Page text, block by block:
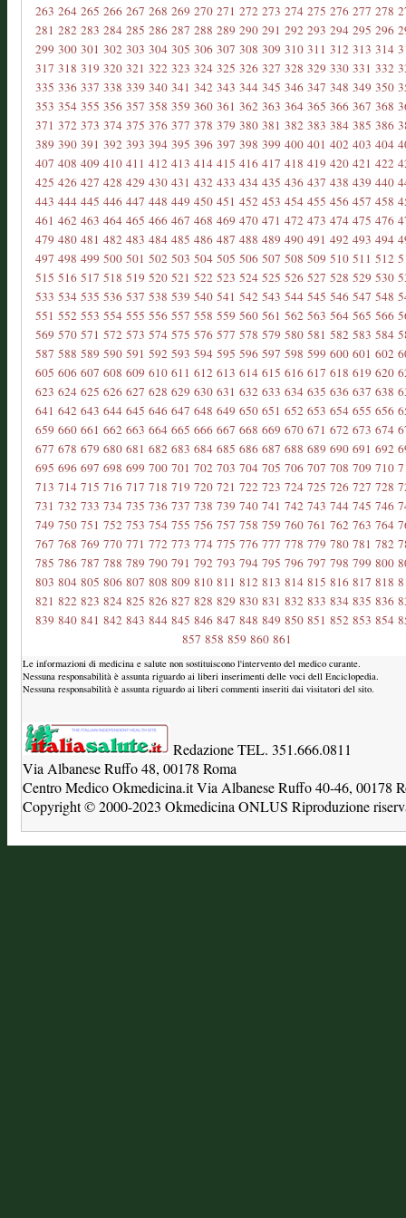
263 264 265 266 267 268 269 270 271 272 273 274 275 276 277 278
281 282 283 284 285 286 287 288 289 290 291 292 293 294 295 296
299 300 301 302 303 304 305 306 307 308 309 310 311 312 313 314
317 318 319 320 321 322 323 324 325 326 327 328 329 330 331 332
335 336 337 338 339 340 341 342 343 344 345 346 347 348 349 350
353 354 355 356 357 358 359 360 361 362 363 364 365 366 367 368
371 372 373 374 375 376 377 378 379 380 381 382 383 384 385 386
389 390 391 392 393 394 395 396 397 398 399 400 401 402 403 404
407 408 409 410 411 412 413 414 415 416 417 418 419 420 421 422
425 426 427 428 429 430 431 432 433 434 435 436 437 438 439 440
443 444 445 446 447 448 449 450 451 452 453 454 455 456 457 458
461 462 463 464 465 466 467 468 469 470 471 472 473 474 475 476
479 480 481 482 483 484 485 486 487 488 489 490 491 492 493 494
497 498 499 500 501 502 503 504 505 506 507 508 509 510 511 512
515 516 517 518 519 520 521 522 523 524 525 526 527 528 529 530
533 534 535 536 537 538 539 540 541 542 543 544 545 546 547 548
551 552 553 554 555 556 557 558 559 560 561 562 563 564 565 566
569 570 571 572 573 574 575 576 577 578 579 580 581 582 583 584
587 588 589 590 591 592 593 594 595 596 597 598 599 600 601 602
605 606 607 608 609 610 611 612 613 614 615 616 617 618 619 620
623 624 625 626 627 628 629 630 631 632 633 634 635 636 637 638
641 642 643 644 645 646 647 648 649 650 651 652 653 654 655 656
659 660 661 662 663 664 665 666 667 668 669 670 671 672 673 674
677 678 679 680 681 682 683 684 685 686 687 688 689 690 691 692
695 696 697 698 699 700 701 702 703 704 705 706 707 708 709 710
713 714 715 716 717 718 719 720 721 722 723 724 725 726 727 728
731 732 733 734 735 736 737 738 739 740 741 742 743 744 745 746
749 750 751 752 753 754 755 756 757 758 759 760 761 762 763 764
767 768 769 770 771 772 773 774 775 776 777 778 779 780 781 782
785 786 787 788 789 790 791 792 793 794 795 796 797 798 799 800
803 804 805 806 807 808 809 810 811 812 813 814 815 816 817 818
821 822 823 824 825 826 827 828 829 830 831 832 833 834 835 836
839 840 841 842 843 844 845 846 847 848 849 850 851 852 853 854
857 858 859 860 861
Le informazioni di medicina e salute non sostituiscono l'intervento del medico curante.
Nessuna responsabilità è assunta riguardo ai liberi inserimenti delle voci dell Enciclopedia.
Nessuna responsabilità è assunta riguardo ai liberi commenti inseriti dai visitatori del sito.
Redazione TEL. 351.666.0811
Via Albanese Ruffo 48, 00178 Roma
Centro Medico Okmedicina.it Via Albanese Ruffo 40-46, 00178
Copyright © 2000-2023 Okmedicina ONLUS Riproduzione